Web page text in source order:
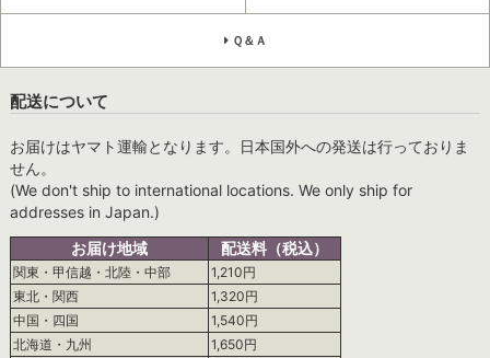
Ｑ＆Ａ
配送について
お届けはヤマト運輸となります。日本国外への発送は行っておりま
せん。
(We don't ship to international locations. We only ship for
addresses in Japan.)
お届け地域
配送料（税込）
関東・甲信越・北陸・中部
1,210円
東北・関西
1,320円
中国・四国
1,540円
北海道・九州
1,650円